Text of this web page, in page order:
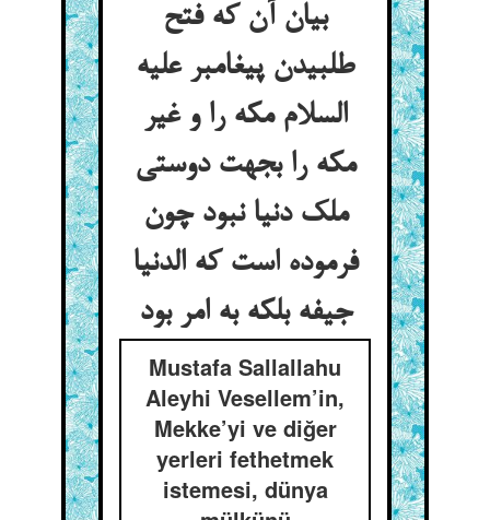
بیان آن که فتح
طلبیدن پیغامبر علیه
السلام مکه را و غیر
مکه را بجهت دوستی
ملک دنیا نبود چون
فرموده است که الدنیا
جیفه بلکه به امر بود
Mustafa Sallallahu
Aleyhi Vesellem’in,
Mekke’yi ve diğer
yerleri fethetmek
istemesi, dünya